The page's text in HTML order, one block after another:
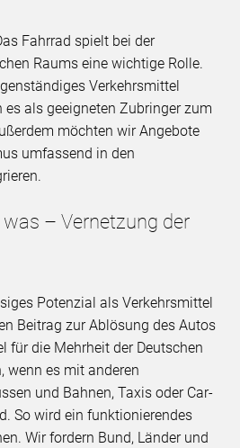
Fahrrad spielt bei der
Raums eine wichtige Rolle.
Verkehrsmittel
als geeigneten Zubringer zum
möchten wir Angebote
umfassend in den
– Vernetzung der
Potenzial als Verkehrsmittel
Beitrag zur Ablösung des Autos
für die Mehrheit der Deutschen
wenn es mit anderen
und Bahnen, Taxis oder Car-
So wird ein funktionierendes
Wir fordern Bund, Länder und